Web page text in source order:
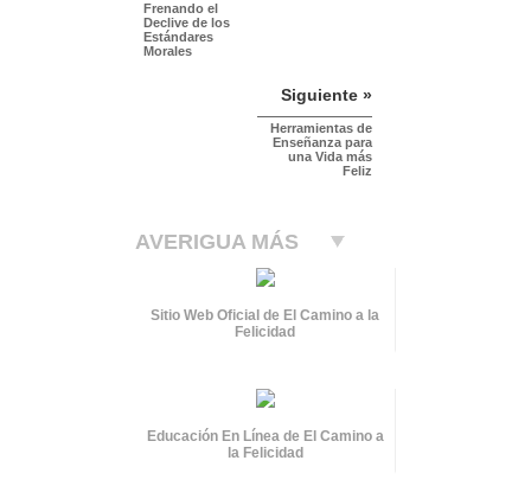
Frenando el
Declive de los
Estándares
Morales
Siguiente »
Herramientas de
Enseñanza para
una Vida más
Feliz
AVERIGUA MÁS
Sitio Web Oficial de El Camino a la
Felicidad
Educación En Línea de El Camino a
la Felicidad